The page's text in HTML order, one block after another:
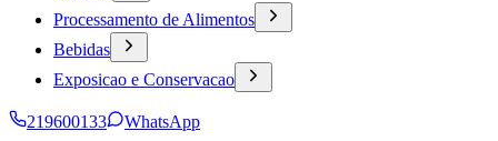
Processamento de Alimentos
Bebidas
Exposicao e Conservacao
219600133
WhatsApp